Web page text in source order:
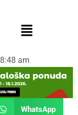
8:48 am
WhatsApp